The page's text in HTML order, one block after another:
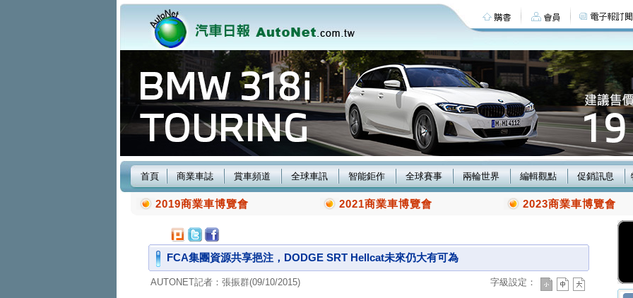
首頁 商業車誌 賞車頻道 全球車訊 智能鉅作 全球賽事 兩輪世界 編輯觀點 促銷訊息
2019商業車博覽會 2021商業車博覽會 2023商業車博覽會
FCA集團資源共享挹注，DODGE SRT Hellcat未來仍大有可為
AUTONET記者：張振群(09/10/2015) 字級設定：